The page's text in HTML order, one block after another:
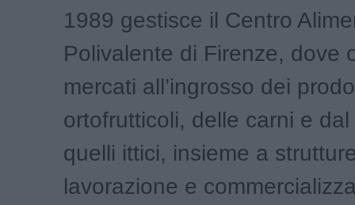
1989 gestisce il Centro
Polivalente di Firenze, dove
mercati all’ingrosso dei
ortofrutticoli, delle carni e
quelli ittici, insieme a
lavorazione e